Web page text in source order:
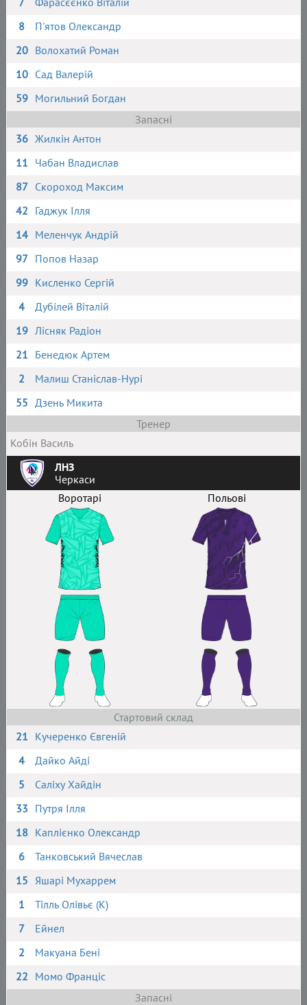
8
П'ятов Олександр
20 Волохатий Роман
10 Сад Валерій
59 Могильний Богдан
Запасні
36 Жилкін Антон
11 Чабан Владислав
87 Скороход Максим
42 Гаджук Ілля
14 Меленчук Андрій
97 Попов Назар
99 Кисленко Сергій
4
Дубілей Віталій
19 Лісняк Радіон
21 Бенедюк Артем
2
Малиш Станіслав-Нурі
55 Дзень Микита
Тренер
Кобін Василь
ЛНЗ
Черкаси
Воротарі
Польові
Стартовий склад
21 Кучеренко Євгеній
4
Дайко Айді
5
Саліху Хайдін
33 Путря Ілля
18 Каплієнко Олександр
6
Танковський Вячеслав
15 Яшарі Мухаррем
1
Тілль Олівьє (К)
7
Ейнел
2
Макуана Бені
22 Момо Франціс
Запасні